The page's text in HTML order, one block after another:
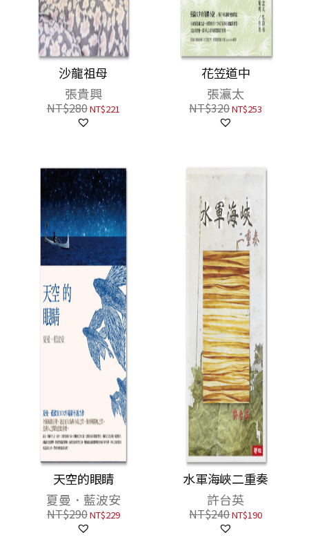
沙龍祖母
張貴興
NT$280NT$221
花笠道中
張瀛太
NT$320NT$253
天空的眼睛
夏曼．藍波安
NT$290NT$229
水軍海峽二重奏
許台英
NT$240NT$190